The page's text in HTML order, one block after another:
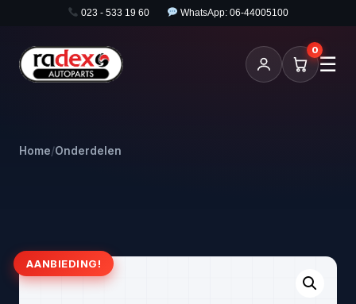
023 - 533 19 60 WhatsApp: 06-44005100
0
☰
Home/Onderdelen
AANBIEDING!